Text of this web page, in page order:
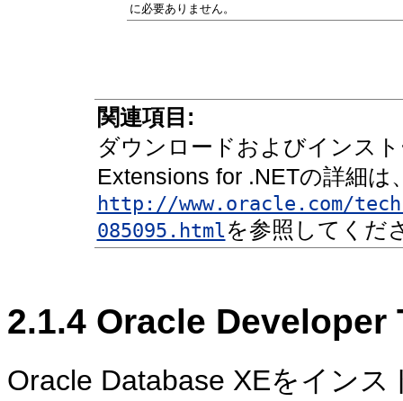
に必要ありません。
関連項目:
ダウンロードおよびインス
Extensions for .NETの詳細は
http://www.oracle.com/
085095.htmlを参照してくだ
2.1.4 Oracle
Oracle Database XEをイン